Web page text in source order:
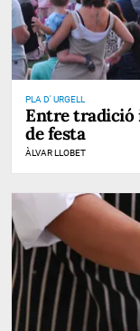
PLA D' URGELL
Entre tradició
de festa
ÀLVAR LLOBET